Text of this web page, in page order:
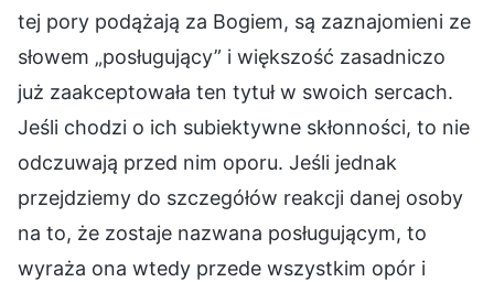
tej pory podążają za Bogiem, są zaznajomieni ze
słowem „posługujący” i większość zasadniczo
już zaakceptowała ten tytuł w swoich sercach.
Jeśli chodzi o ich subiektywne skłonności, to nie
odczuwają przed nim oporu. Jeśli jednak
przejdziemy do szczegółów reakcji danej osoby
na to, że zostaje nazwana posługującym, to
wyraża ona wtedy przede wszystkim opór i